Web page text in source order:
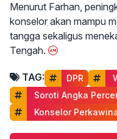
Menurut Farhan,
konselor akan mampu
tangga sekaligus
Tengah.
TAG: DPR
Soroti Angka
Konselor